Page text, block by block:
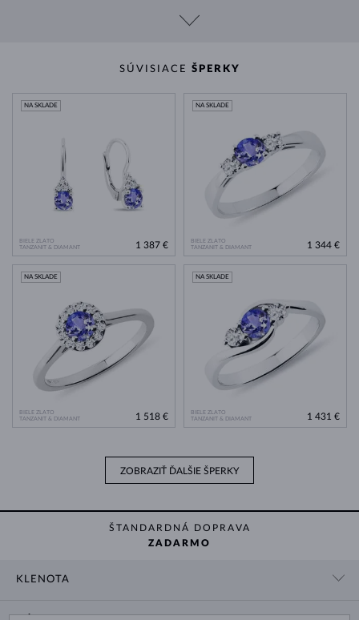
SÚVISIACE ŠPERKY
BIELE ZLATO
TANZANIT & DIAMANT
NA SKLADE
1 387 €
BIELE ZLATO
TANZANIT & DIAMANT
NA SKLADE
1 344 €
BIELE ZLATO
TANZANIT & DIAMANT
NA SKLADE
1 518 €
BIELE ZLATO
TANZANIT & DIAMANT
NA SKLADE
1 431 €
ZOBRAZIŤ ĎALŠIE ŠPERKY
ŠTANDARDNÁ DOPRAVA
ZADARMO
KLENOTA